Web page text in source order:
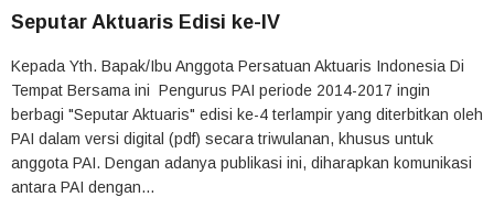
Seputar Aktuaris Edisi ke-IV
Kepada Yth. Bapak/Ibu Anggota Persatuan Aktuaris Indonesia Di
Tempat Bersama ini Pengurus PAI periode 2014-2017 ingin
berbagi "Seputar Aktuaris" edisi ke-4 terlampir yang diterbitkan oleh
PAI dalam versi digital (pdf) secara triwulanan, khusus untuk
anggota PAI. Dengan adanya publikasi ini, diharapkan komunikasi
antara PAI dengan...